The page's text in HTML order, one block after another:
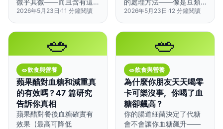
具。
微乎其微——而且含有這
些成分的食物所帶來的好
處，遠遠超過任何吸收率
降低的疑慮。
2026年5月23日 ·11 分鐘閱讀
的處理方法——像是豆類
浸泡一晚或將菠菜煮熟
——就能大幅降低它們的
影響。
2026年5月23日 ·12 分鐘閱讀
🥗
🥗飲食與營養
蘋果醋對血糖和減重真
的有效嗎？47 篇研究
告訴你真相
蘋果醋對餐後血糖確實有
效果（最高可降低
🥗
🥗飲食與營養
為什麼你朋友天天喝零
卡可樂沒事，你喝了血
糖卻飆高？
你的腸道細菌決定了代糖
會不會讓你血糖飆升——